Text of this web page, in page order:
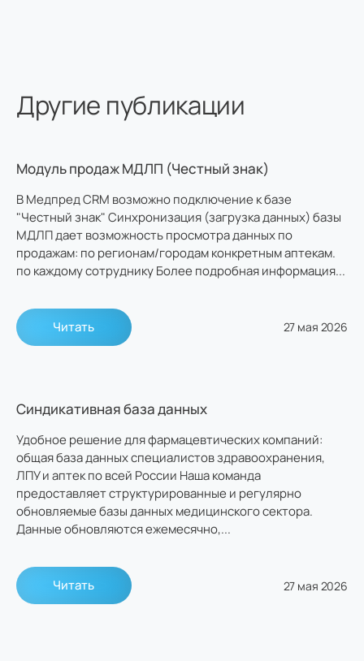
Другие публикации
Модуль продаж МДЛП (Честный знак)
В Медпред CRM возможно подключение к базе
"Честный знак" Синхронизация (загрузка данных) базы
МДЛП дает возможность просмотра данных по
продажам: по регионам/городам конкретным аптекам.
по каждому сотруднику Более подробная информация...
Читать 27 мая 2026
Синдикативная база данных
Удобное решение для фармацевтических компаний:
общая база данных специалистов здравоохранения,
ЛПУ и аптек по всей России Наша команда
предоставляет структурированные и регулярно
обновляемые базы данных медицинского сектора.
Данные обновляются ежемесячно,...
Читать 27 мая 2026